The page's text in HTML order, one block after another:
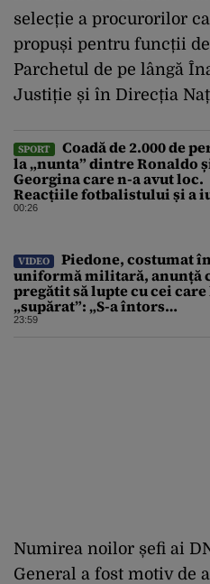
selecție a procurorilor
propuși pentru funcții
Parchetul de pe lângă
Justiție și în Direcția
SPORT
Coadă de 2.000 de
la „nunta” dintre Ronaldo
Georgina care n-a avut loc.
Reacțiile fotbalistului și a
sale pe social media
00:26
VIDEO
Piedone, costumat
uniformă militară, anunță
pregătit să lupte cu cei
„supărat”: „S-a întors
boomerangul”
23:59
Numirea noilor șefi ai
General a fost motiv de